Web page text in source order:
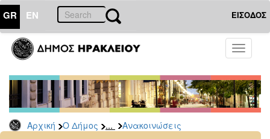
GR EN ΕΙΣΟΔΟΣ
Toggle
Αρχική Ο Δήμος ... Ανακοινώσεις
ΔΗΜΟΣ
Υπηρεσίες
&
Φορείς
Δημοτικές
Υπηρεσίες